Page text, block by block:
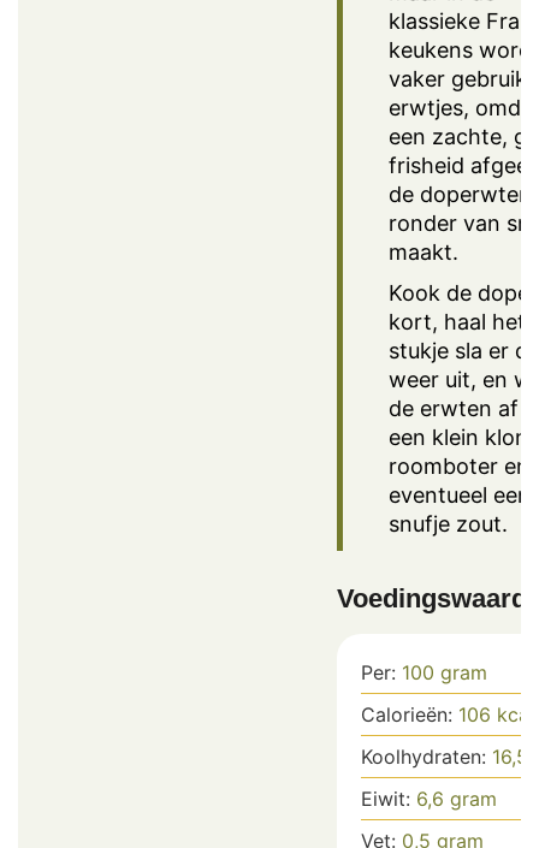
klassieke
keukens
vaker gebruikt
erwtjes,
een zachte,
frisheid
de doperwten
ronder van
maakt.
Kook de
kort, haal het
stukje sla er
weer uit, en
de erwten af
een klein
roomboter en
eventueel een
snufje zout.
Per: 100 gram
Calorieën: 106 kcal
Koolhydraten: 16,5
Eiwit: 6,6 gram
Vet: 0,5 gram